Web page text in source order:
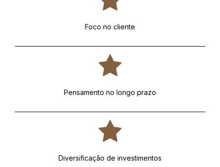
Foco no cliente
Pensamento no longo prazo
Diversificação de investimentos